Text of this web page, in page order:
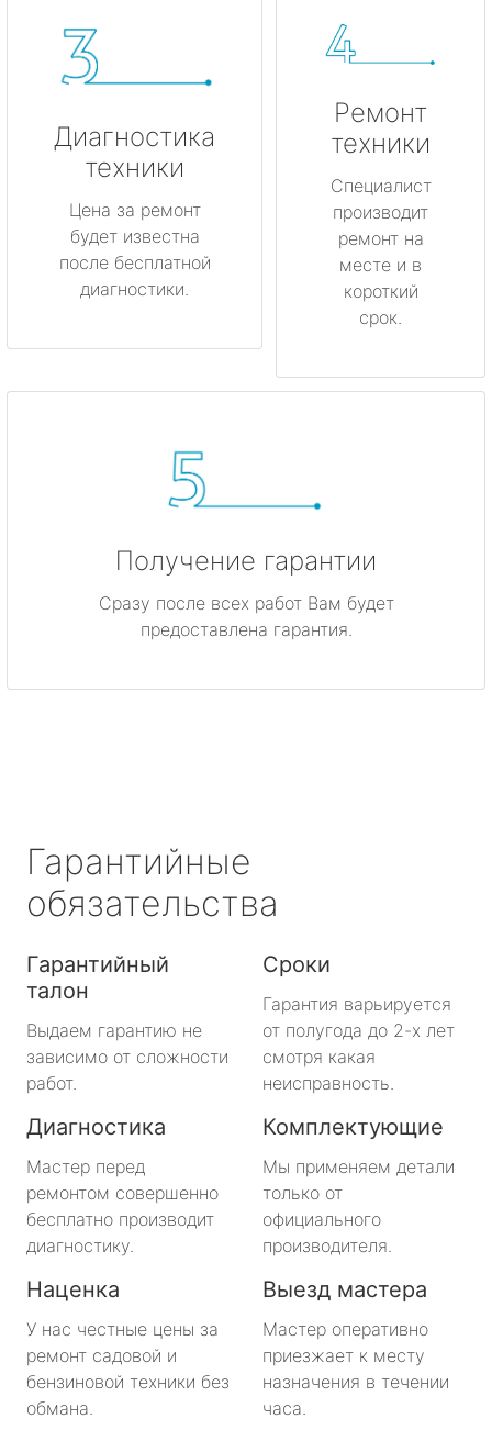
Диагностика
техники
Цена за ремонт
будет известна
после бесплатной
диагностики.
Ремонт
техники
Специалист
производит
ремонт на
месте и в
короткий
срок.
Получение гарантии
Сразу после всех работ Вам будет
предоставлена гарантия.
Гарантийные
обязательства
Гарантийный
талон
Выдаем гарантию не
зависимо от сложности
работ.
Сроки
Гарантия варьируется
от полугода до 2-х лет
смотря какая
неисправность.
Диагностика
Мастер перед
ремонтом совершенно
бесплатно производит
диагностику.
Комплектующие
Мы применяем детали
только от
официального
производителя.
Наценка
У нас честные цены за
ремонт садовой и
бензиновой техники без
обмана.
Выезд мастера
Мастер оперативно
приезжает к месту
назначения в течении
часа.